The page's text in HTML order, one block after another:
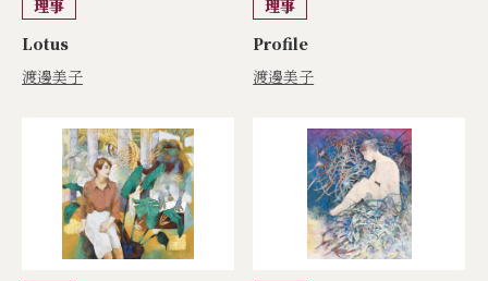
理事
Lotus
渡邊美子
理事
Profile
渡邊美子